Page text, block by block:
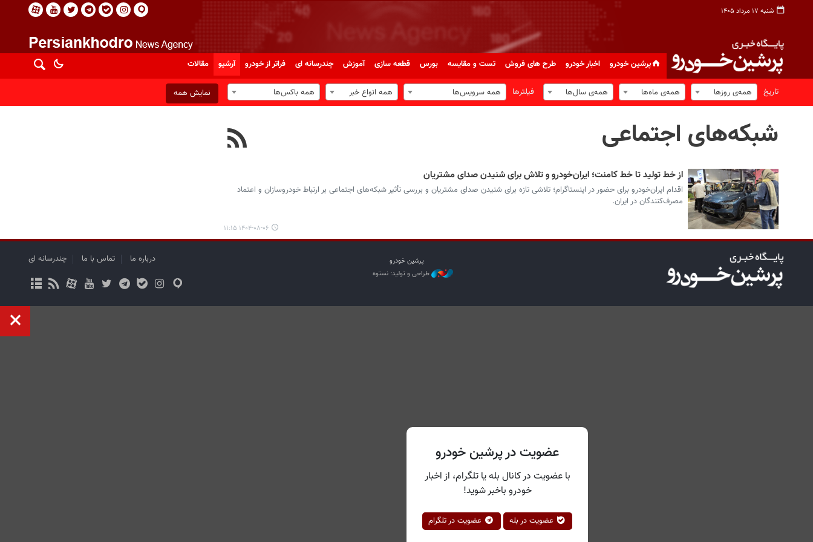
شنبه ۱۷ مرداد ۱۴۰۵
پرشین خودرو اخبار خودرو طرح های فروش تست و مقایسه بورس قطعه سازی آموزش چندرسانه ای فراتر از خودرو آرشیو مقالات
تاریخ همه‌ی روزها همه‌ی ماه‌ها همه‌ی سال‌ها فیلترها همه سرویس‌ها همه انواع خبر همه باکس‌ها نمایش همه
شبکه‌های اجتماعی
از خط تولید تا خط کامنت؛ ایران‌خودرو و تلاش برای شنیدن صدای مشتریان
اقدام ایران‌خودرو برای حضور در اینستاگرام؛ تلاشی تازه برای شنیدن صدای مشتریان و بررسی تأثیر شبکه‌های اجتماعی بر ارتباط خودروسازان و اعتماد
مصرف‌کنندگان در ایران.
۱۴۰۴-۰۸-۰۶ ۱۱:۱۵
پرشین خودرو
طراحی و تولید: نستوه
درباره ما تماس با ما چندرسانه ای
عضویت در پرشین خودرو
با عضویت در کانال بله یا تلگرام، از اخبار
خودرو باخبر شوید!
عضویت در بله عضویت در تلگرام